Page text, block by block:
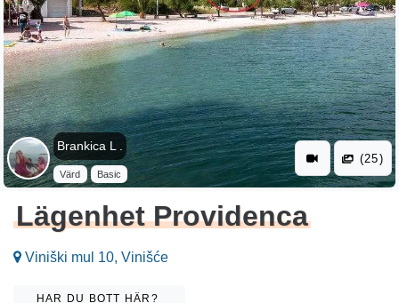
Brankica L .
Värd Basic
(25)
Lägenhet Providenca
Viniški mul 10, Vinišće
HAR DU BOTT HÄR?